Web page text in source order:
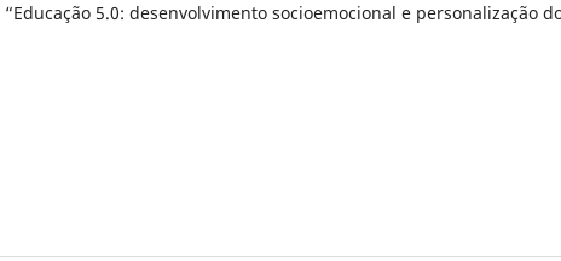
5.0: desenvolvimento socioemocional e personalização